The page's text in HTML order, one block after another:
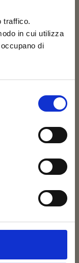
traffico.
in cui utilizza
di
notizie.